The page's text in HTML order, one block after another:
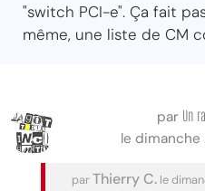
"switch PCI-e". Ça fait
même, une liste de CM
par Un
le
parThierry C. le